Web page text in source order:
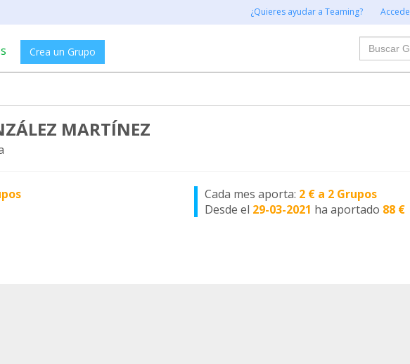
¿Quieres ayudar a Teaming? Accede
Crea un Grupo
Buscar
MARTÍNEZ
Cada mes aporta: 2 € a 2 Grupos
Desde el 29-03-2021 ha aportado 88 €